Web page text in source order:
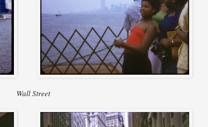
Wall Street